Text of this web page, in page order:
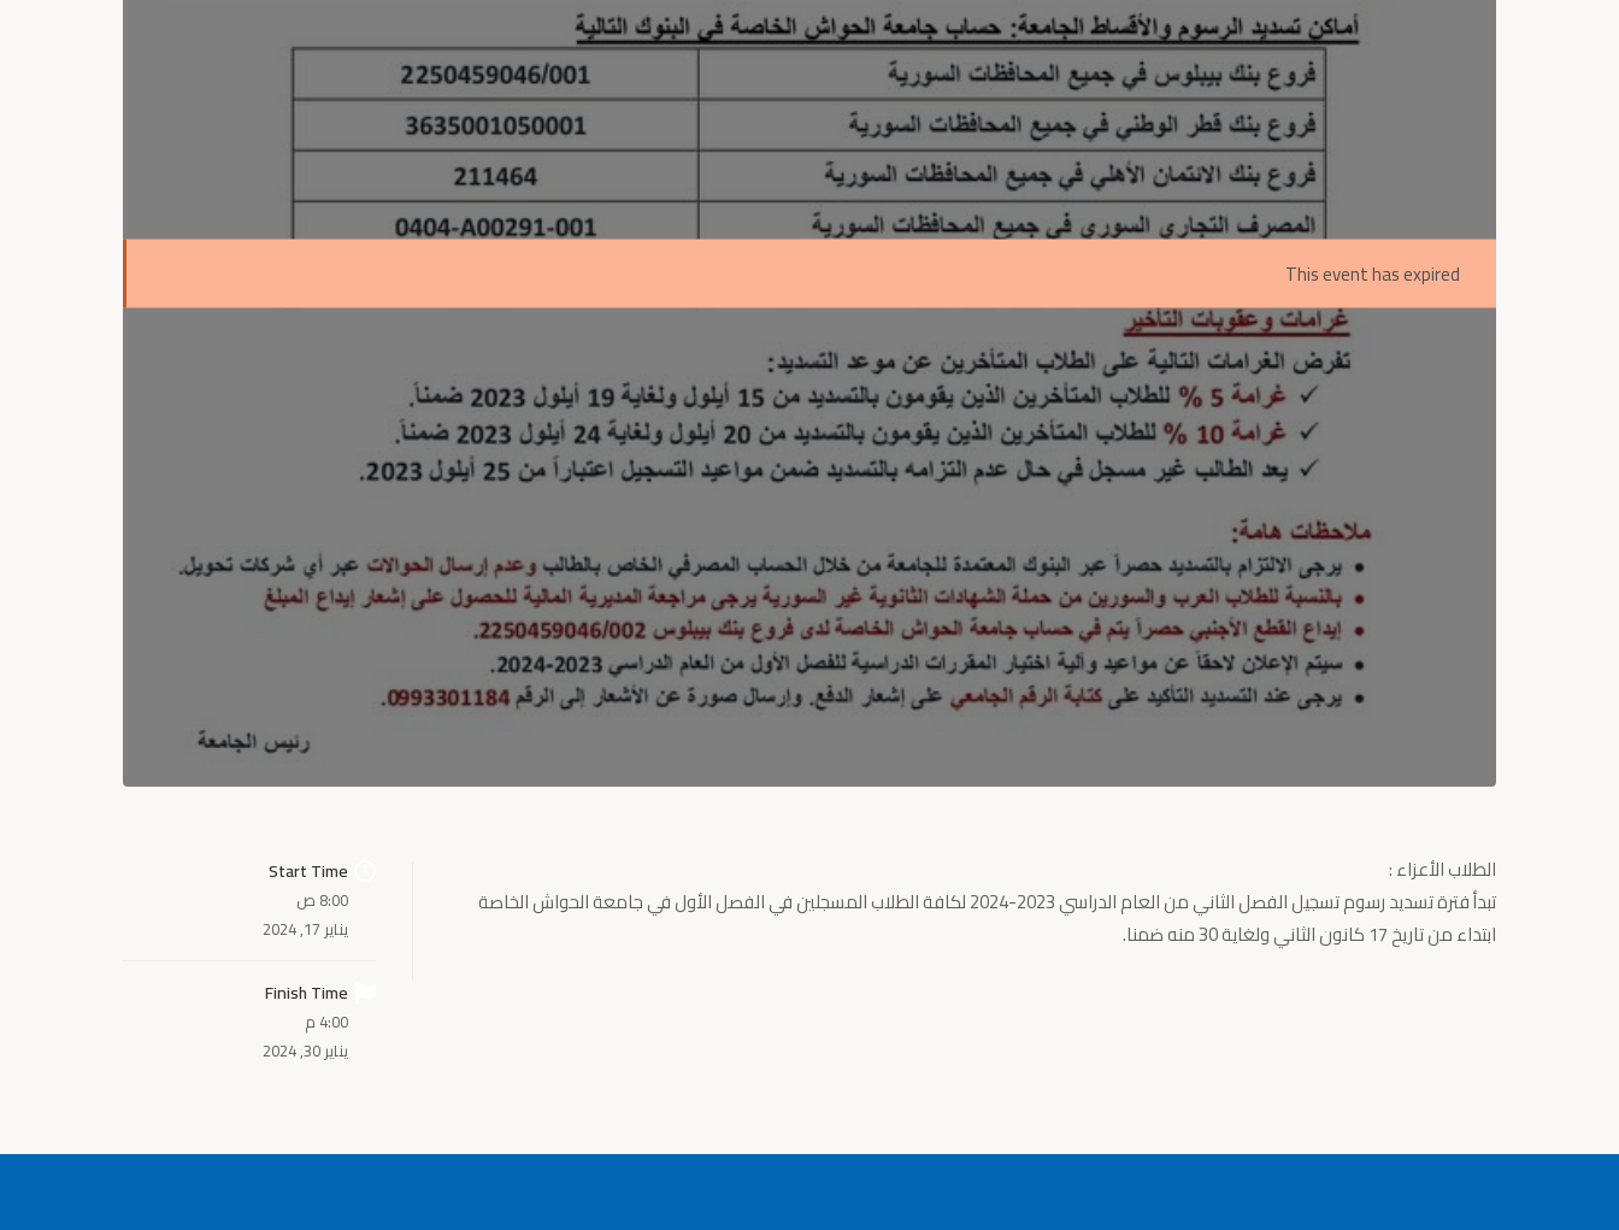
This event has expired
الطلاب الأعزاء :
تبدأ فترة تسديد رسوم تسجيل الفصل الثاني من العام الدراسي 2023-2024 لكافة الطلاب المسجلين في الفصل الأول في جامعة الحواش الخاصة
ابتداء من تاريخ 17 كانون الثاني ولغاية 30 منه ضمنا.
Start Time
8:00 ص
يناير 17, 2024
Finish Time
4:00 م
يناير 30, 2024